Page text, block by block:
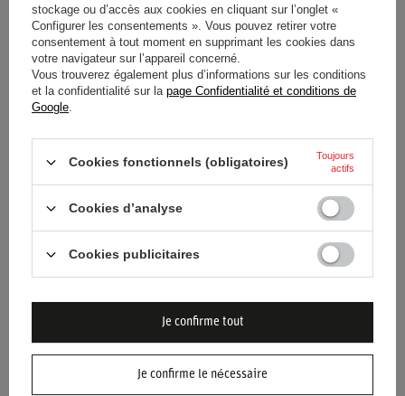
Approbation Agrément FIA
Couleur Blanc
Genre
Marque Sparco
BESOIN D'AIDE ? AVEZ-VOUS DES
stockage ou d’accès aux cookies en cliquant sur l’onglet «
Configurer les consentements ». Vous pouvez retirer votre
consentement à tout moment en supprimant les cookies dans
votre navigateur sur l’appareil concerné.
Vous trouverez également plus d’informations sur les conditions
et la confidentialité sur la page Confidentialité et conditions de
Google.
Cookies fonctionnels (obligatoires)
Toujours
actifs
Cookies d’analyse
Cookies publicitaires
Je confirme le nécessaire
Je confirme tout